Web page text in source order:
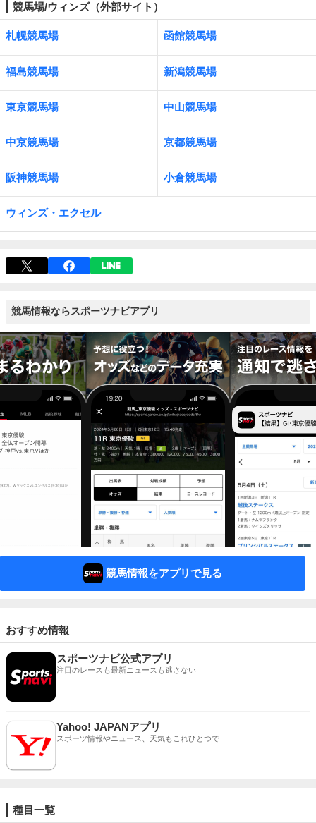
競馬場/ウィンズ（外部サイト）
札幌競馬場 函館競馬場
福島競馬場 新潟競馬場
東京競馬場 中山競馬場
中京競馬場 京都競馬場
阪神競馬場 小倉競馬場
ウィンズ・エクセル
競馬情報ならスポーツナビアプリ
競馬情報をアプリで見る
おすすめ情報
スポーツナビ公式アプリ
注目のレースも最新ニュースも逃さない
Yahoo! JAPANアプリ
スポーツ情報やニュース、天気もこれひとつで
種目一覧